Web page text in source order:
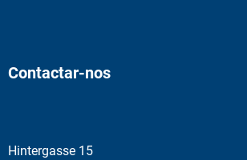
Contactar-nos
Hintergasse 15